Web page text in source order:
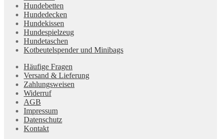
Hundebetten
Hundedecken
Hundekissen
Hundespielzeug
Hundetaschen
Kotbeutelspender und Minibags
Häufige Fragen
Versand & Lieferung
Zahlungsweisen
Widerruf
AGB
Impressum
Datenschutz
Kontakt